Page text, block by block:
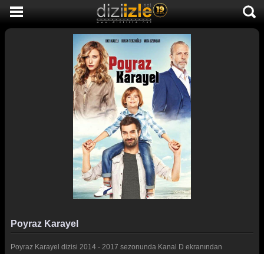
SON EKLENEN DİZİLER
GENÇLİK
DİZİ HABERLERİ
Poyraz Karayel
Poyraz Karayel dizisi 2014 - 2017 sezonunda Kanal D ekranından